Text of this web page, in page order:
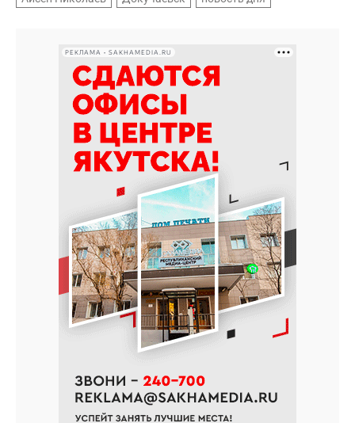
РЕКЛАМА • SAKHAMEDIA.RU